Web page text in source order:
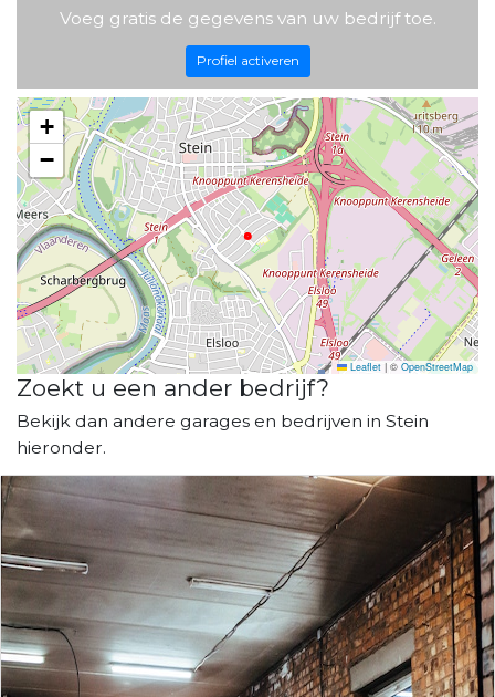
Voeg gratis de gegevens van uw bedrijf toe.
Profiel activeren
+
−
Leaflet | © OpenStreetMap
Zoekt u een ander bedrijf?
Bekijk dan andere garages en bedrijven in Stein
hieronder.